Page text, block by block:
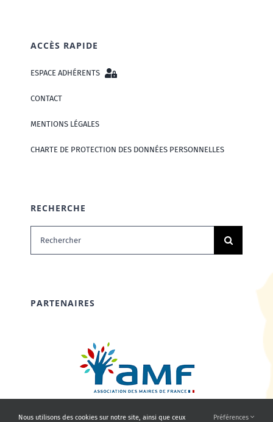
ACCÈS RAPIDE
ESPACE ADHÉRENTS
CONTACT
MENTIONS LÉGALES
CHARTE DE PROTECTION DES DONNÉES PERSONNELLES
RECHERCHE
Rechercher:
PARTENAIRES
Nous utilisons des cookies sur notre site, ainsi que ceux Préférences